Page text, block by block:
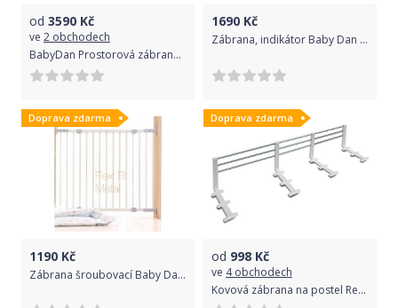
od 3590 Kč
ve 2 obchodech
BabyDan Prostorová zábrana Supreme OLAF XX bílá 90-270 cm
1690 Kč
Zábrana, indikátor Baby Dan Premier Bílá 2017
Doprava zdarma
1190 Kč
Zábrana šroubovací Baby Dan Flexi Fit Metal White 2017
Doprava zdarma
od 998 Kč
ve 4 obchodech
Kovová zábrana na postel Reer White 2019